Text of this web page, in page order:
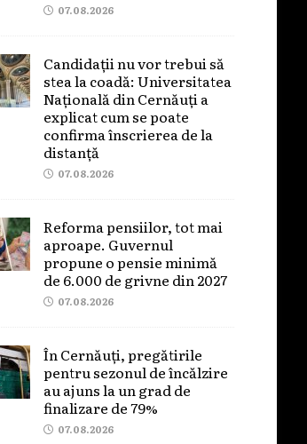
07.08.2026
Candidații nu vor trebui să
stea la coadă: Universitatea
Națională din Cernăuți a
explicat cum se poate
confirma înscrierea de la
distanță
07.08.2026
Reforma pensiilor, tot mai
aproape. Guvernul
propune o pensie minimă
de 6.000 de grivne din 2027
07.08.2026
În Cernăuți, pregătirile
pentru sezonul de încălzire
au ajuns la un grad de
finalizare de 79%
07.08.2026